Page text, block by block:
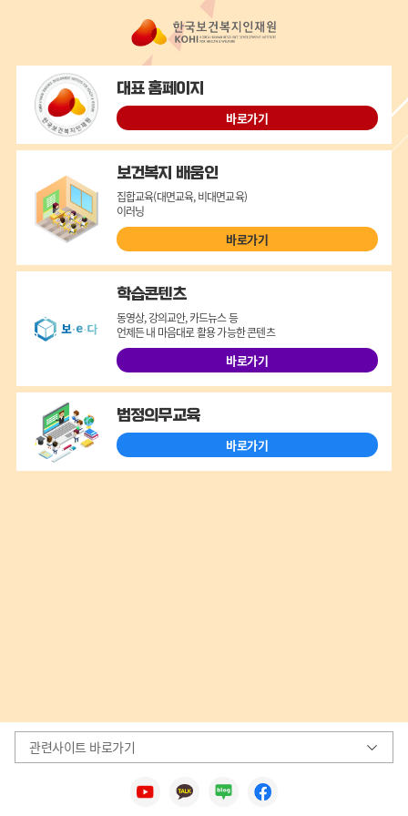
대표 홈페이지
바로가기
보건복지 배움인
집합교육(대면교육, 비대면교육)
이러닝
바로가기
학습콘텐츠
동영상, 강의교안, 카드뉴스 등
언제든 내 마음대로 활용 가능한 콘텐츠
바로가기
법정의무교육
바로가기
관련사이트 바로가기